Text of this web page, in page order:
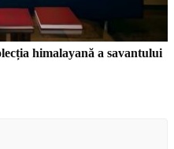
himalayană a savantului